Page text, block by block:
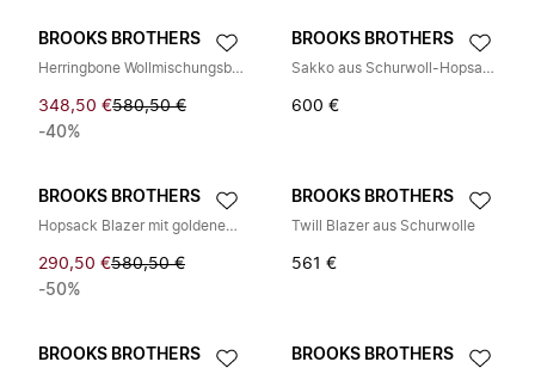
BROOKS BROTHERS
Herringbone Wollmischungsblazer
348,50 €580,50 €
-40%
BROOKS BROTHERS
Sakko aus Schurwoll-Hopsack, zweireihig
600 €
BROOKS BROTHERS
Hopsack Blazer mit goldenen Knöpfen
290,50 €580,50 €
-50%
BROOKS BROTHERS
Twill Blazer aus Schurwolle
561 €
BROOKS BROTHERS BROOKS BROTHERS